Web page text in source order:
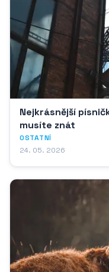
Nejkrásnější
musíte znát
OSTATNÍ
24. 05. 2026